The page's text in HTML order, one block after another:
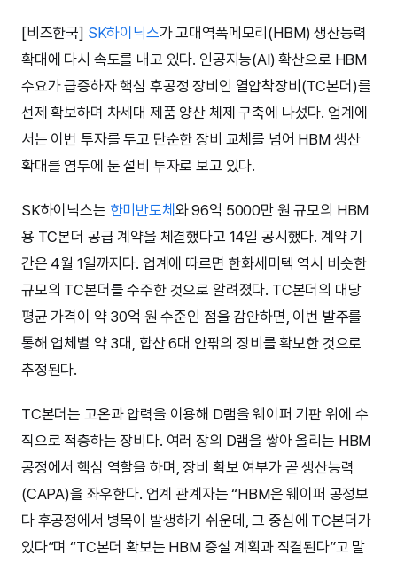
[비즈한국] SK하이닉스가 고대역폭메모리(HBM) 생산능력
확대에 다시 속도를 내고 있다. 인공지능(AI) 확산으로 HBM
수요가 급증하자 핵심 후공정 장비인 열압착장비(TC본더)를
선제 확보하며 차세대 제품 양산 체제 구축에 나섰다. 업계에
서는 이번 투자를 두고 단순한 장비 교체를 넘어 HBM 생산
확대를 염두에 둔 설비 투자로 보고 있다.
SK하이닉스는 한미반도체와 96억 5000만 원 규모의 HBM
용 TC본더 공급 계약을 체결했다고 14일 공시했다. 계약 기
간은 4월 1일까지다. 업계에 따르면 한화세미텍 역시 비슷한
규모의 TC본더를 수주한 것으로 알려졌다. TC본더의 대당
평균 가격이 약 30억 원 수준인 점을 감안하면, 이번 발주를
통해 업체별 약 3대, 합산 6대 안팎의 장비를 확보한 것으로
추정된다.
TC본더는 고온과 압력을 이용해 D램을 웨이퍼 기판 위에 수
직으로 적층하는 장비다. 여러 장의 D램을 쌓아 올리는 HBM
공정에서 핵심 역할을 하며, 장비 확보 여부가 곧 생산능력
(CAPA)을 좌우한다. 업계 관계자는 “HBM은 웨이퍼 공정보
다 후공정에서 병목이 발생하기 쉬운데, 그 중심에 TC본더가
있다”며 “TC본더 확보는 HBM 증설 계획과 직결된다”고 말